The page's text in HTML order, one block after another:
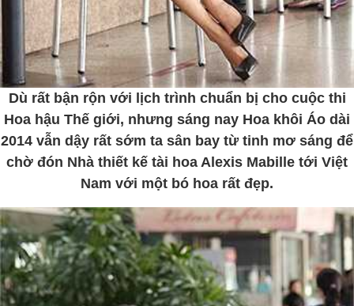
Dù rất bận rộn với lịch trình chuẩn bị cho cuộc thi
Hoa hậu Thế giới, nhưng sáng nay Hoa khôi Áo dài
2014 vẫn dậy rất sớm ta sân bay từ tinh mơ sáng để
chờ đón Nhà thiết kế tài hoa Alexis Mabille tới Việt
Nam với một bó hoa rất đẹp.